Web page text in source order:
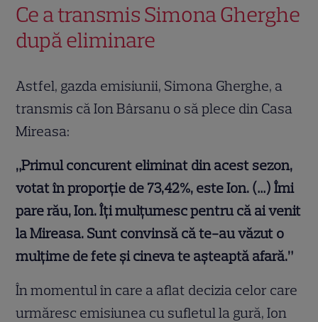
Ce a transmis Simona Gherghe
după eliminare
Astfel, gazda emisiunii, Simona Gherghe, a
transmis că Ion Bârsanu o să plece din Casa
Mireasa:
„Primul concurent eliminat din acest sezon,
votat în proporție de 73,42%, este Ion. (…) Îmi
pare rău, Ion. Îți mulțumesc pentru că ai venit
la Mireasa. Sunt convinsă că te-au văzut o
mulțime de fete și cineva te așteaptă afară.”
În momentul în care a aflat decizia celor care
urmăresc emisiunea cu sufletul la gură, Ion